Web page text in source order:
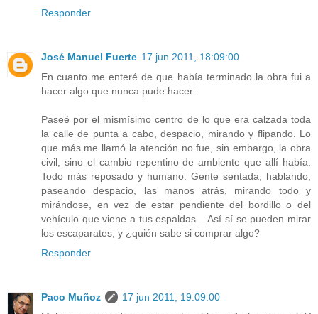
Responder
José Manuel Fuerte 17 jun 2011, 18:09:00
En cuanto me enteré de que había terminado la obra fui a
hacer algo que nunca pude hacer:
Paseé por el mismísimo centro de lo que era calzada toda
la calle de punta a cabo, despacio, mirando y flipando. Lo
que más me llamó la atención no fue, sin embargo, la obra
civil, sino el cambio repentino de ambiente que allí había.
Todo más reposado y humano. Gente sentada, hablando,
paseando despacio, las manos atrás, mirando todo y
mirándose, en vez de estar pendiente del bordillo o del
vehículo que viene a tus espaldas... Así sí se pueden mirar
los escaparates, y ¿quién sabe si comprar algo?
Responder
Paco Muñoz
17 jun 2011, 19:09:00